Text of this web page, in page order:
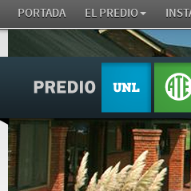
PORTADA EL PREDIO